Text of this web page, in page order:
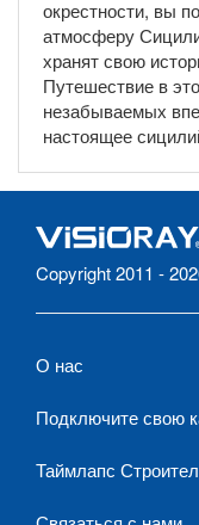
окрестности, вы
атмосферу
хранят свою
Путешествие в
незабываемых
настоящее
Copyright 2011 -
О нас
Подключите свою
Таймлапс